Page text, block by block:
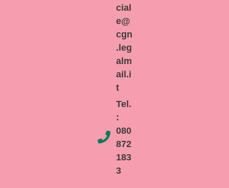
cial
e@
cgn
.leg
alm
ail.i
t
Tel.
:
080
872
183
3